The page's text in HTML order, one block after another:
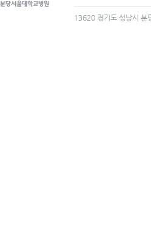
13620 경기도 성남시 분